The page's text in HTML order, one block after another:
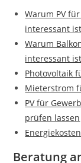
Warum PV
interessant ist
Warum
interessant ist
Photovoltaik
Mieterstrom
PV für
prüfen lassen
Beratung